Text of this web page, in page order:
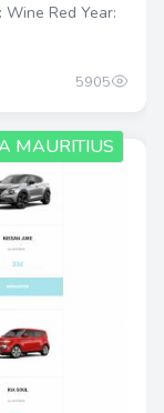
Wine Red Year:
5905
MAURITIUS